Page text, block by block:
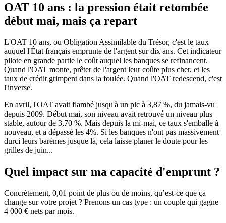
OAT 10 ans : la pression était retombée
début mai, mais ça repart
L'OAT 10 ans, ou Obligation Assimilable du Trésor, c'est le taux
auquel l'État français emprunte de l'argent sur dix ans. Cet indicateur
pilote en grande partie le coût auquel les banques se refinancent.
Quand l'OAT monte, prêter de l'argent leur coûte plus cher, et les
taux de crédit grimpent dans la foulée. Quand l'OAT redescend, c'est
l'inverse.
En avril, l'OAT avait flambé jusqu'à un pic à 3,87 %, du jamais-vu
depuis 2009. Début mai, son niveau avait retrouvé un niveau plus
stable, autour de 3,70 %. Mais depuis la mi-mai, ce taux s'emballe à
nouveau, et a dépassé les 4%. Si les banques n'ont pas massivement
durci leurs barèmes jusque là, cela laisse planer le doute pour les
grilles de juin...
Quel impact sur ma capacité d'emprunt ?
Concrètement, 0,01 point de plus ou de moins, qu’est-ce que ça
change sur votre projet ? Prenons un cas type : un couple qui gagne
4 000 € nets par mois.